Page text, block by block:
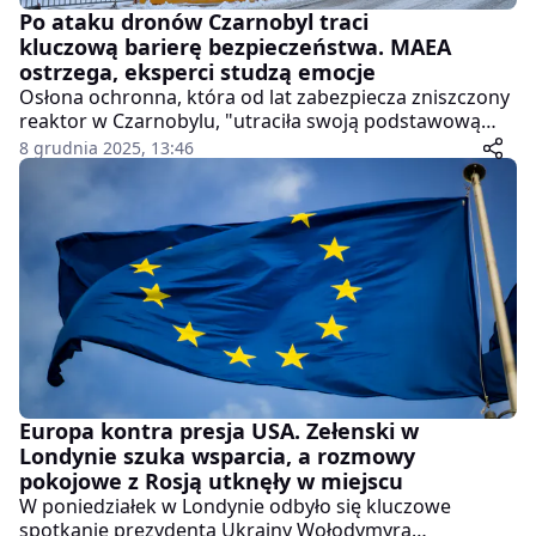
Po ataku dronów Czarnobyl traci
kluczową barierę bezpieczeństwa. MAEA
ostrzega, eksperci studzą emocje
Osłona ochronna, która od lat zabezpiecza zniszczony
reaktor w Czarnobylu, "utraciła swoją podstawową
funkcję bezpieczeństwa" po ataku dronów – alarmuje
Międzynarodowa Agencja Energii Atomowej. W ocenie
ONZ-owskich inspektorów masywna konstrukcja,
wzniesiona nad sarkofagiem po katastrofie z 1986
roku, nie jest już w stanie w pełni izolować materiałów
radioaktywnych.
8 grudnia 2025, 13:46
Europa kontra presja USA. Zełenski w
Londynie szuka wsparcia, a rozmowy
pokojowe z Rosją utknęły w miejscu
W poniedziałek w Londynie odbyło się kluczowe
spotkanie prezydenta Ukrainy Wołodymyra